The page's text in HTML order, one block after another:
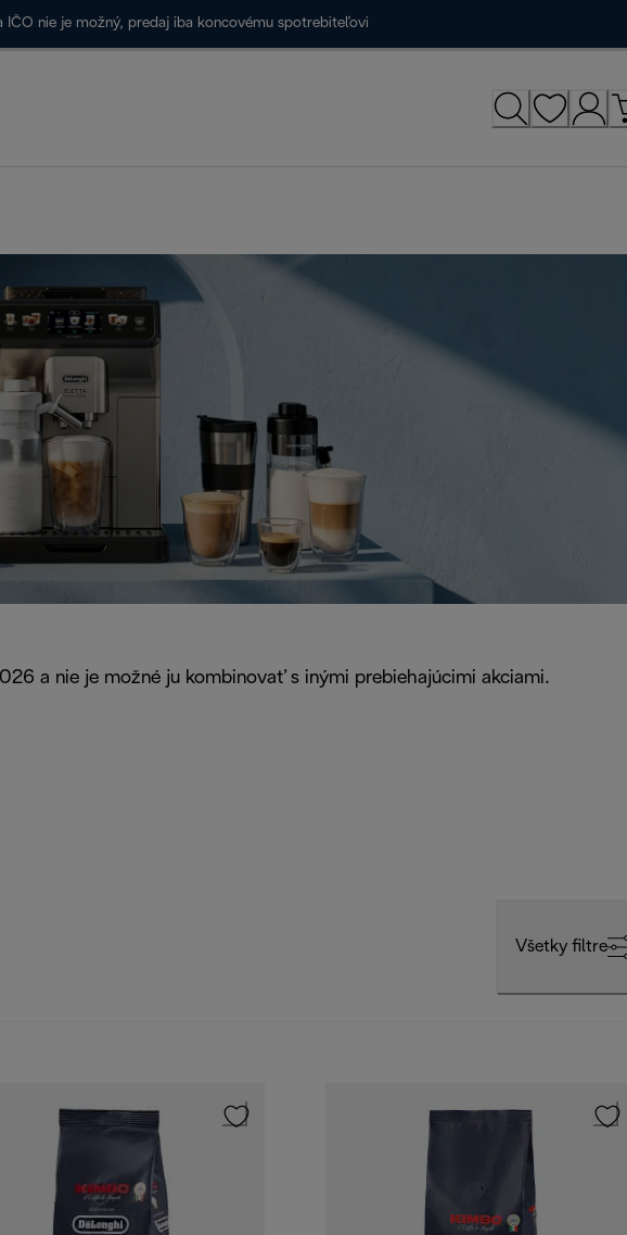
IČO nie je možný, predaj iba koncovému spotrebiteľovi
a nie je možné ju kombinovať s inými prebiehajúcimi akciami.
Všetky filtre